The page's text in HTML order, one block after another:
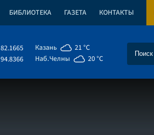
БИБЛИОТЕКА ГАЗЕТА КОНТАКТЫ
82.1665
94.8366
Казань
21 °C
Наб.Челны
20 °C